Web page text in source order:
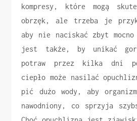
kompresy, które mogą
obrzęk, ale trzeba je
aby nie naciskać zbyt
jest także, by unikać
potraw przez kilka dni
ciepło może nasilać
pić dużo wody, aby
nawodniony, co sprzyja